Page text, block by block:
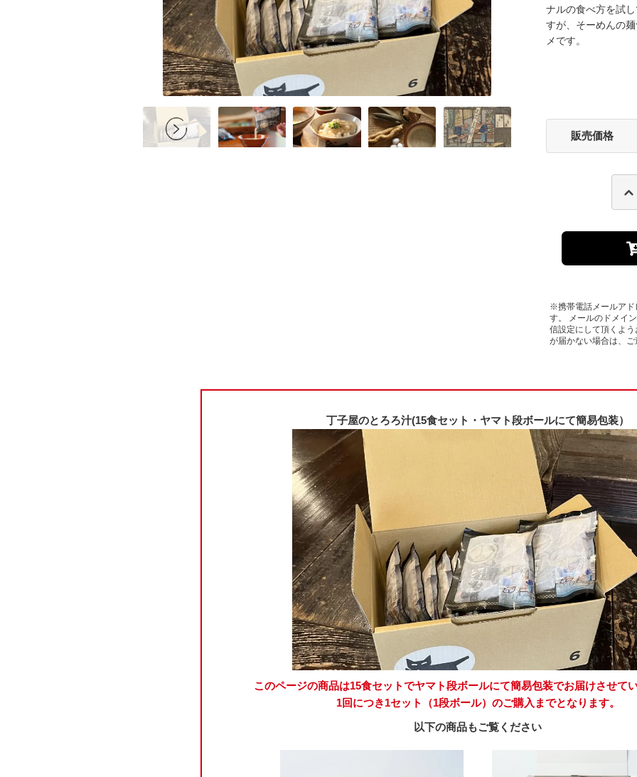
ナルの食べ方を試
すが、そーめんの
メです。
販売価格
※携帯電話メールアド
す。 メールのドメイ
信設定にして頂くよ
が届かない場合は、ご
丁子屋のとろろ汁(15食セット・ヤマト段ボールにて簡易包装）
このページの商品は15食セットでヤマト段ボールにて簡易包装でお届けさせてい
1回につき1セット（1段ボール）のご購入までとなります。
以下の商品もご覧ください